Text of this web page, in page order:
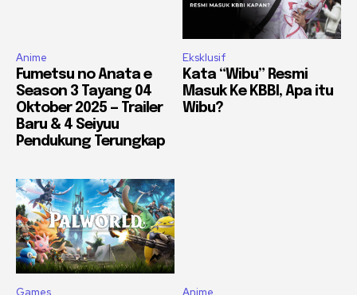
Anime
Fumetsu no Anata e
Season 3 Tayang 04
Oktober 2025 — Trailer
Baru & 4 Seiyuu
Pendukung Terungkap
Eksklusif
Kata “Wibu” Resmi
Masuk Ke KBBI, Apa itu
Wibu?